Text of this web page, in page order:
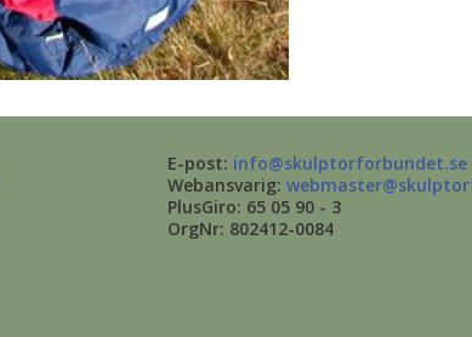
E-post: info@skulptorforbundet.se
Webansvarig:
PlusGiro: 65 05 90 - 3
OrgNr: 802412-0084